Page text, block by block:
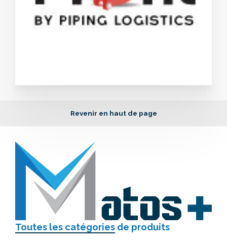
Revenir en haut de page
Toutes les catégories de produits